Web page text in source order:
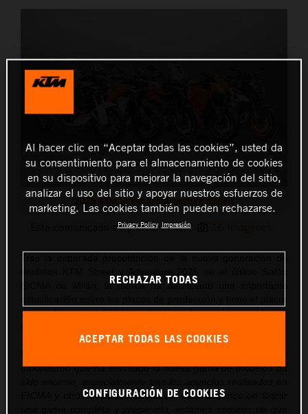
2025 KTM Street and Adventure models
Este comunicado de prensa tiene:
EICMA de Milán, la marca ha anunciado una importante
de confirmar las fechas definitivas de producción de los
entusiasmo que ha suscitado la nueva gama de modelos ha
EICMA y otros eventos nacionales. Centrándonos en lograr
Al hacer clic en “Aceptar todas las cookies”, usted da
su consentimiento para el almacenamiento de cookies
en su dispositivo para mejorar la navegación del sitio,
analizar el uso del sitio y apoyar nuestros esfuerzos de
marketing. Las cookies también pueden rechazarse.
Privacy Policy Impresión
RECHAZAR TODAS
ACEPTAR TODAS LAS COOKIES
CONFIGURACIÓN DE COOKIES